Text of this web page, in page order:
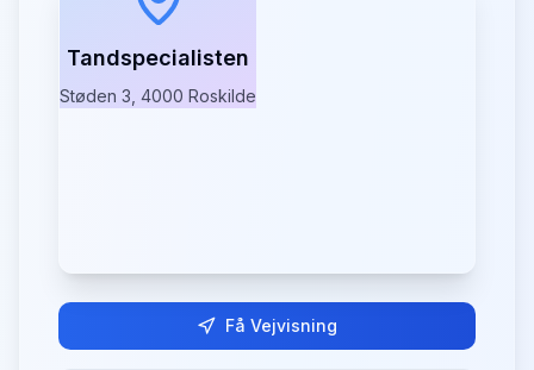
Tandspecialisten
Støden 3, 4000 Roskilde
Få Vejvisning